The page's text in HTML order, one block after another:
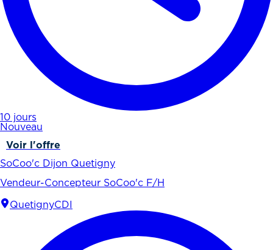
10 jours
Nouveau
Voir l'offre
SoCoo'c Dijon Quetigny
Vendeur-Concepteur SoCoo'c F/H
QuetignyCDI